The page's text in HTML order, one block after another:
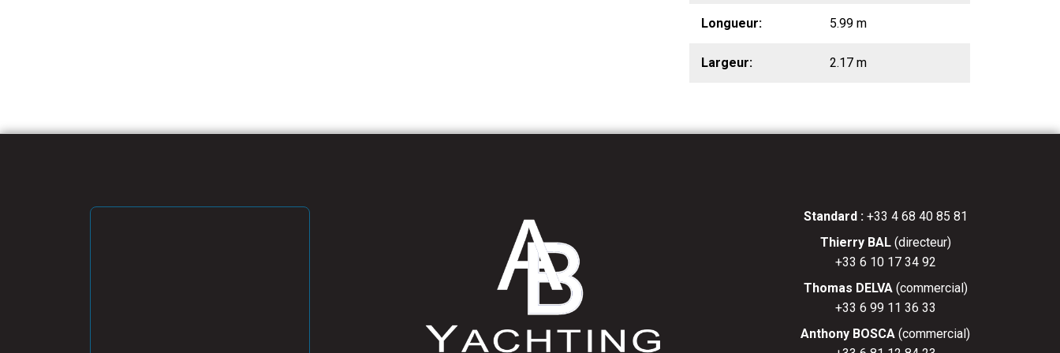
Longueur 5.99 m
Largeur 2.17 m
Standard :+33 4 68 40 85 81
Thierry BAL(directeur)
+33 6 10 17 34 92
Thomas DELVA(commercial)
+33 6 99 11 36 33
Anthony BOSCA (commercial)